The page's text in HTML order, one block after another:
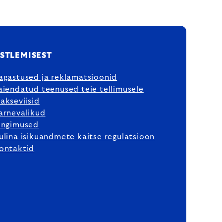
ja reklamatsioonid
teenused teie tellimusele
isikuandmete kaitse regulatsioon